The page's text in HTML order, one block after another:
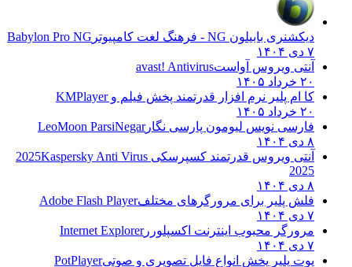
دیکشنری بابیلون NG - فرهنگ لغت کامپیوتر
Babylon Pro NG
۷ دی ۱۴۰۴
آنتی ویروس آواستavast! Antivirus
۲۰ خرداد ۱۴۰۵
کا ام پلیر نرم افزار قدرتمند پخش فیلم وKMPlayer
۲۰ خرداد ۱۴۰۵
فارسی نویس لیومون پارسی نگارLeoMoon ParsiNegar
۸ دی ۱۴۰۴
آنتی ویروس قدرتمند کسپرسکی 2025 Kaspersky Anti Virus
2025
۸ دی ۱۴۰۴
فلش پلیر برای مرورگرهای مختلفAdobe Flash Player
۷ دی ۱۴۰۴
مرورگر محبوب اینترنت اکسپلوررInternet Explorer
۷ دی ۱۴۰۴
پوت پلیر پخش انواع فایل تصویری و صوتیPotPlayer